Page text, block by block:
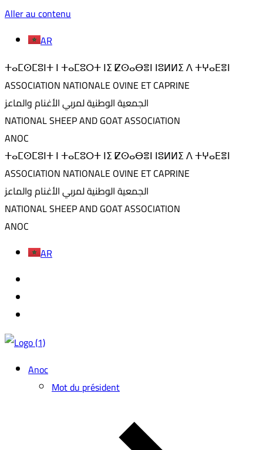
Aller au contenu
AR
ⵜⴰⵎⵙⵎⵓⵏⵜ ⵏ ⵜⴰⵎⵓⵔⵜ ⵏⵉ ⵇⵙⴰⴱⴻⵏ ⵏⵓⵍⵍⵉ ⴷ ⵜⵖⴰⴹⴻⵏ
ASSOCIATION NATIONALE OVINE ET CAPRINE
الجمعية الوطنية لمربي الأغنام والماعز
NATIONAL SHEEP AND GOAT ASSOCIATION
ANOC
ⵜⴰⵎⵙⵎⵓⵏⵜ ⵏ ⵜⴰⵎⵓⵔⵜ ⵏⵉ ⵇⵙⴰⴱⴻⵏ ⵏⵓⵍⵍⵉ ⴷ ⵜⵖⴰⴹⴻⵏ
ASSOCIATION NATIONALE OVINE ET CAPRINE
الجمعية الوطنية لمربي الأغنام والماعز
NATIONAL SHEEP AND GOAT ASSOCIATION
ANOC
AR
Anoc
Mot du président